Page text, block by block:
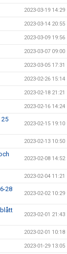
2023-03-19 14:29
2023-03-14 20:55
2023-03-09 19:56
2023-03-07 09:00
2023-03-05 17:31
2023-02-26 15:14
2023-02-18 21:21
2023-02-16 14:24
25
2023-02-15 19:10
2023-02-13 10:50
2023-02-08 14:52
2023-02-04 11:21
28
2023-02-02 10:29
2023-02-01 21:43
2023-02-01 10:18
2023-01-29 13:05